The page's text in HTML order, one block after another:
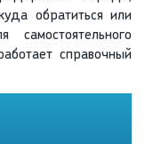
обратиться или
справочный